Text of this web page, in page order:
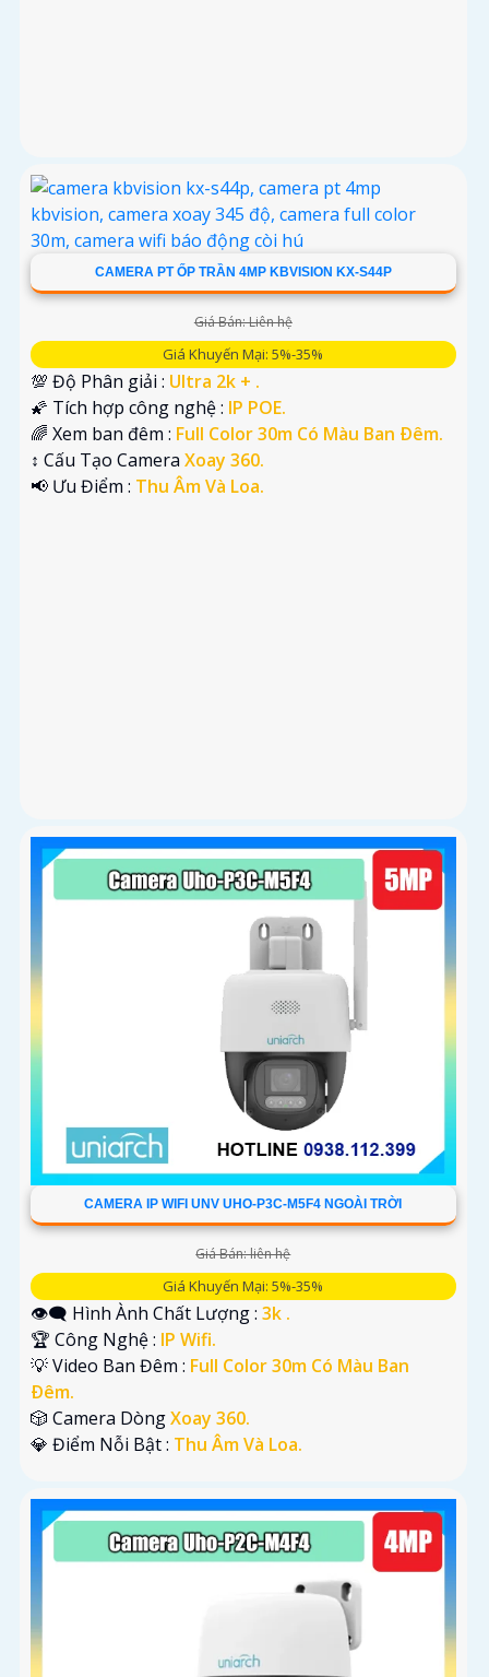
CAMERA PT ỐP TRẦN 4MP KBVISION KX-S44P
Giá Bán: Liên hệ
Giá Khuyến Mại: 5%-35%
💯 Độ Phân giải : Ultra 2k + .
🌠 Tích hợp công nghệ : IP POE.
🌈 Xem ban đêm : Full Color 30m Có Màu Ban Ðêm.
↕️ Cấu Tạo Camera Xoay 360.
️📢 Ưu Điểm : Thu Âm Và Loa.
CAMERA IP WIFI UNV UHO-P3C-M5F4 NGOÀI TRỜI
Giá Bán: liên hệ
Giá Khuyến Mại: 5%-35%
👁️‍🗨 Hình Ành Chất Lượng : 3k .
🏆 Công Nghệ : IP Wifi.
💡 Video Ban Đêm : Full Color 30m Có Màu Ban
Ðêm.
🎲 Camera DòngXoay 360.
️💎 Điểm Nỗi Bật : Thu Âm Và Loa.